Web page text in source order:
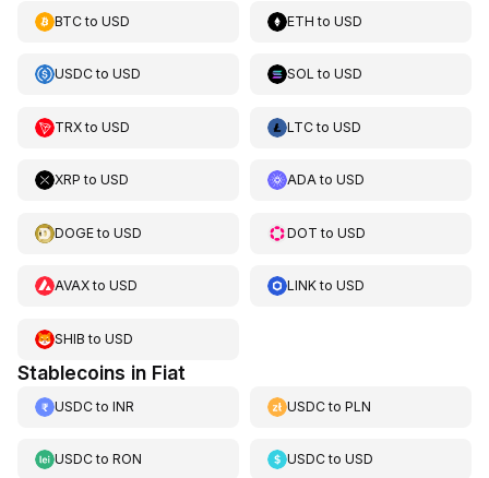
BTCto USD ETH toUSD
USDCto USD SOL toUSD
TRXto USD LTCtoUSD
XRP to USD ADAtoUSD
DOGEto USD DOT toUSD
AVAXto USD LINKtoUSD
SHIB to USD
Stablecoins in Fiat
USDCto INR USDCtoPLN
USDCto RON USDCtoUSD